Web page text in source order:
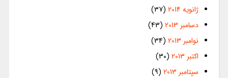
ژانویه 2014
(37)
دسامبر 2013
(43)
نوامبر 2013
(34)
اکتبر 2013
(30)
سپتامبر 2013
(9)